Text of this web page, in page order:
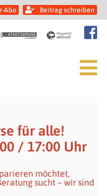
Abo Beitrag schreiben
für alle!
/ 17:00 Uhr
möchtet,
sucht – wir sind